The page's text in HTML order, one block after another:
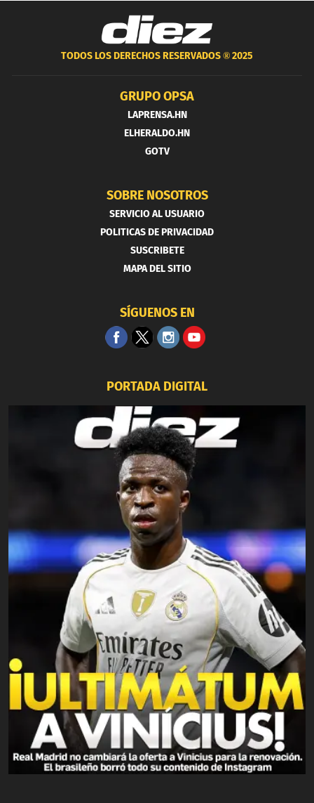
TODOS LOS DERECHOS RESERVADOS ®2025
GRUPO OPSA
LAPRENSA.HN
ELHERALDO.HN
GOTV
SOBRE NOSOTROS
SERVICIO AL USUARIO
POLITICAS DE PRIVACIDAD
SUSCRIBETE
MAPA DEL SITIO
SÍGUENOS EN
PORTADA DIGITAL